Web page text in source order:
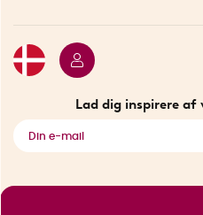
Se alle
Lad dig inspirere af